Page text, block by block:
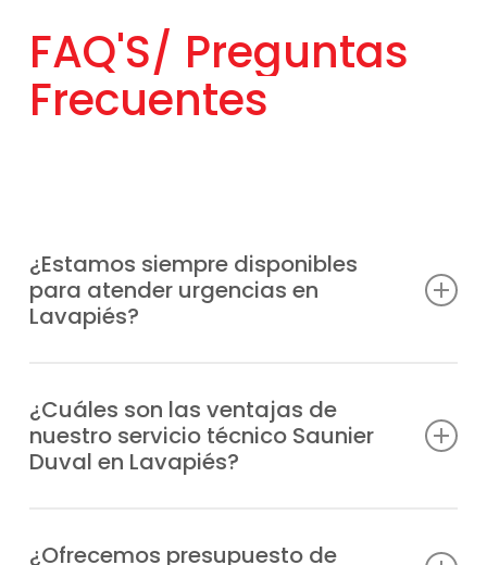
FAQ'S/ Preguntas
Frecuentes
¿Estamos siempre disponibles
para atender urgencias en
Lavapiés?
cualquier momento, por eso ofrecemos un
soporte técnico inmediato en Lavapiés sin
interrupciones.
equipo Saunier Duval, sin importar el
¿Cuáles son las ventajas de
nuestro servicio técnico Saunier
Duval en Lavapiés?
Duval en Lavapiés de confianza y sin
¿Ofrecemos presupuesto de